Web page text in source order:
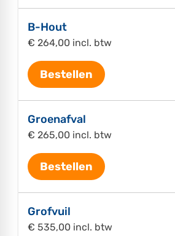
B-Hout
€ 264,00 incl. btw
Bestellen
Groenafval
€ 265,00 incl. btw
Bestellen
Grofvuil
€ 535,00 incl. btw